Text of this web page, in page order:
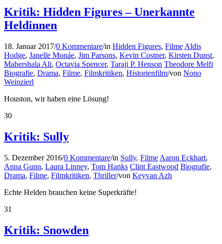
Kritik: Hidden Figures – Unerkannte
Heldinnen
18. Januar 2017/0 Kommentare/in Hidden Figures, Filme Aldis
Hodge, Janelle Monáe, Jim Parsons, Kevin Costner, Kirsten Dunst,
Mahershala Ali, Octavia Spencer, Taraji P. Henson Theodore Melfi
Biografie, Drama, Filme, Filmkritiken, Historienfilm/von Nono
Weinzierl
Houston, wir haben eine Lösung!
30
Kritik: Sully
5. Dezember 2016/0 Kommentare/in Sully, Filme Aaron Eckhart,
Anna Gunn, Laura Linney, Tom Hanks Clint Eastwood Biografie,
Drama, Filme, Filmkritiken, Thriller/von Keyvan Azh
Echte Helden brauchen keine Superkräfte!
31
Kritik: Snowden